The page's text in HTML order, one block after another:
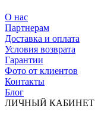
О нас
Партнерам
Доставка и оплата
Условия возврата
Гарантии
Фото от клиентов
Контакты
Блог
ЛИЧНЫЙ КАБИНЕТ